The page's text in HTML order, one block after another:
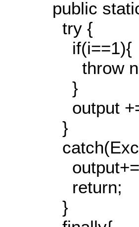
public
try {
if(i==1){
throw
}
output
}
return;
}